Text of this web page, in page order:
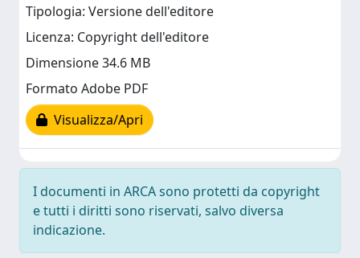
Tipologia: Versione dell'editore
Licenza: Copyright dell'editore
Dimensione 34.6 MB
Formato Adobe PDF
Visualizza/Apri
I documenti in ARCA sono protetti da copyright
e tutti i diritti sono riservati, salvo diversa
indicazione.